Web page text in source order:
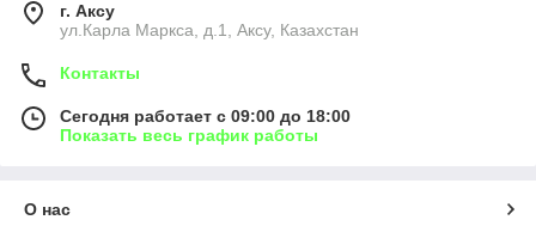
г. Аксу
ул.Карла Маркса, д.1, Аксу, Казахстан
Контакты
Сегодня работает с 09:00 до 18:00
Показать весь график работы
О нас